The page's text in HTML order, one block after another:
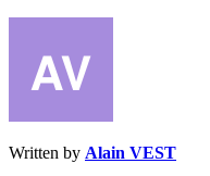
Written by Alain VEST